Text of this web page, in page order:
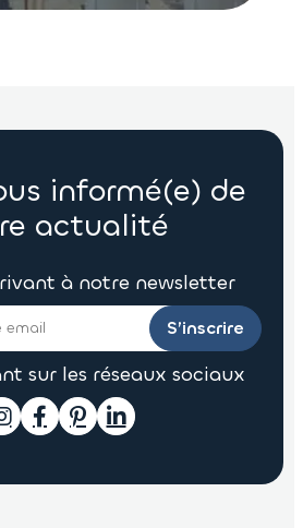
informé(e) de
actualité
à notre newsletter
S’inscrire
sur les réseaux sociaux